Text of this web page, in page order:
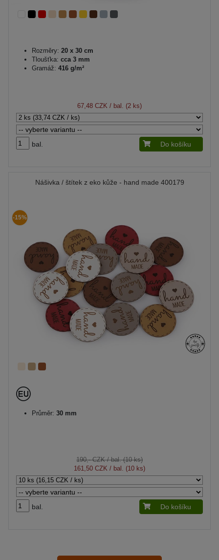
Rozměry: 20 x 30 cm
Tloušťka: cca 3 mm
Gramáž: 416 g/m²
67,48 CZK / bal. (2 ks)
bal. Do košíku
Nášivka / štítek z eko kůže - hand made 400179
-15%
Průměr: 30 mm
190,- CZK/ bal. (10 ks)
161,50 CZK / bal. (10 ks)
bal. Do košíku